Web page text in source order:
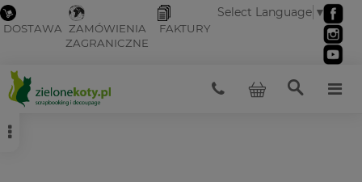
DOSTAWA ZAMÓWIENIA
ZAGRANICZNE
FAKTURY
Select Language ▼